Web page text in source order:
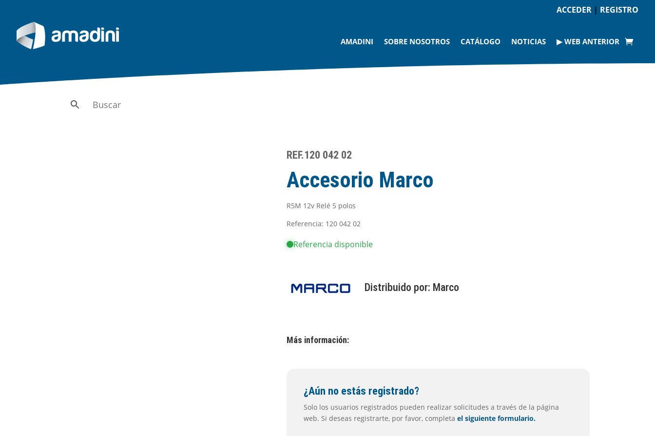
ACCEDER | REGISTRO
AMADINI SOBRE NOSOTROS CATÁLOGO NOTICIAS ▶ WEB ANTERIOR
REF.120 042 02
Accesorio Marco
R5M 12v Relé 5 polos
Referencia: 120 042 02
Referencia disponible
Distribuido por: Marco
Más información:
¿Aún no estás registrado?
Solo los usuarios registrados pueden realizar solicitudes a través de la página
web. Si deseas registrarte, por favor, completael siguiente formulario.